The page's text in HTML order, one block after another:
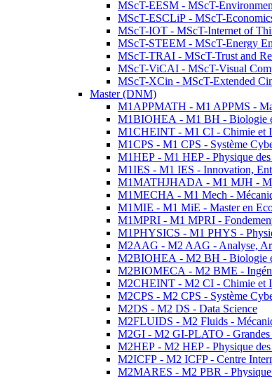
MScT-EESM - MScT-
MScT-ESCLiP - MScT-
MScT-IOT - MScT-Internet of
MScT-STEEM - MScT-Energy
MScT-TRAI - MScT-Trust and
MScT-ViCAI - MScT-Visual
MScT-XCin - MScT-Extended
Master (DNM)
M1APPMATH - M1 APPMS -
M1BIOHEA - M1 BH - Biologie
M1CHEINT - M1 CI - Chimie et
M1CPS - M1 CPS - Système
M1HEP - M1 HEP - Physique des
M1IES - M1 IES - Innovation,
M1MATHJHADA - M1 MJH -
M1MECHA - M1 Mech -
M1MIE - M1 MiE - Master en
M1MPRI - M1 MPRI -
M1PHYSICS - M1 PHYS -
M2AAG - M2 AAG - Analyse,
M2BIOHEA - M2 BH - Biologie
M2BIOMECA - M2 BME -
M2CHEINT - M2 CI - Chimie et
M2CPS - M2 CPS - Système
M2DS - M2 DS - Data Science
M2FLUIDS - M2 Fluids -
M2GI - M2 GI-PLATO - Grandes
M2HEP - M2 HEP - Physique des
M2ICFP - M2 ICFP - Centre
M2MARES - M2 PBR - Physique